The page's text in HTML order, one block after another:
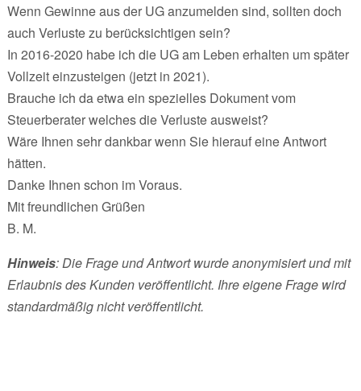
Wenn Gewinne aus der UG anzumelden sind, sollten doch
auch Verluste zu berücksichtigen sein?
In 2016-2020 habe ich die UG am Leben erhalten um später
Vollzeit einzusteigen (jetzt in 2021).
Brauche ich da etwa ein spezielles Dokument vom
Steuerberater welches die Verluste ausweist?
Wäre Ihnen sehr dankbar wenn Sie hierauf eine Antwort
hätten.
Danke Ihnen schon im Voraus.
Mit freundlichen Grüßen
B. M.
Hinweis: Die Frage und Antwort wurde anonymisiert und mit
Erlaubnis des Kunden veröffentlicht. Ihre eigene Frage wird
standardmäßig nicht veröffentlicht.